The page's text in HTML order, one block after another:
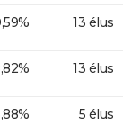
13 élus
13 élus
5 élus